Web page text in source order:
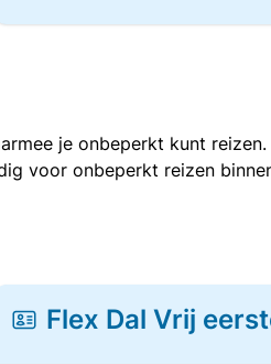
je onbeperkt kunt
voor onbeperkt reizen
Flex Dal Vrij